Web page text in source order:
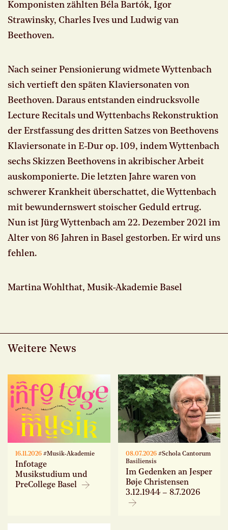
Komponisten zählten Béla Bartók, Igor
Strawinsky, Charles Ives und Ludwig van
Beethoven.
Nach seiner Pensionierung widmete Wyttenbach
sich vertieft den späten Klaviersonaten von
Beethoven. Daraus entstanden eindrucksvolle
Lecture Recitals und Wyttenbachs Rekonstruktion
der Erstfassung des dritten Satzes von Beethovens
Klaviersonate in E-Dur op. 109, indem Wyttenbach
sechs Skizzen Beethovens in akribischer Arbeit
auskomponierte. Die letzten Jahre waren von
schwerer Krankheit überschattet, die Wyttenbach
mit bewundernswert stoischer Geduld ertrug.
Nun ist Jürg Wyttenbach am 22. Dezember 2021 im
Alter von 86 Jahren in Basel gestorben. Er wird uns
fehlen.
Martina Wohlthat, Musik-Akademie Basel
Weitere News
16.11.2026 #Musik-Akademie
Infotage
Musikstudium und
PreCollege Basel
08.07.2026#Schola Cantorum
Basiliensis
Im Gedenken an Jesper
Bøje Christensen
3.12.1944 – 8.7.2026